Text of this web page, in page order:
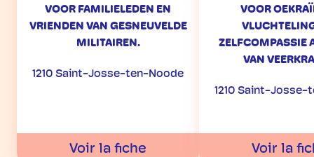
VOOR FAMILIELEDEN EN
VRIENDEN VAN GESNEUVELDE
MILITAIREN.
1210 Saint-Josse-ten-Noode
Voir la fiche
VOOR
ZELFCOMPASSIE
VAN
1210 Saint-Josse-
Voir la